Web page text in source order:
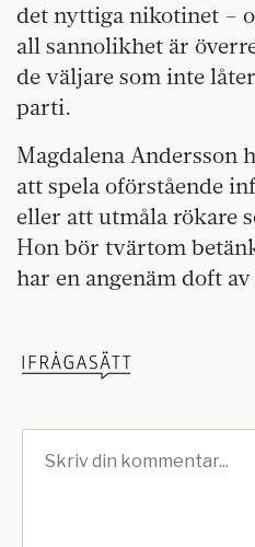
det nyttiga nikotinet –
all sannolikhet är
de väljare som inte
parti.
Magdalena Andersson
att spela oförstående
eller att utmåla rökare
Hon bör tvärtom
har en angenäm doft